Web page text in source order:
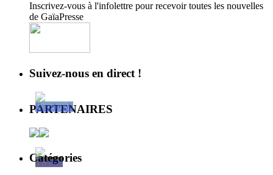
Inscrivez-vous à l'infolettre pour recevoir toutes les nouvelles
de GaïaPresse
Suivez-nous en direct !
PARTENAIRES
Catégories